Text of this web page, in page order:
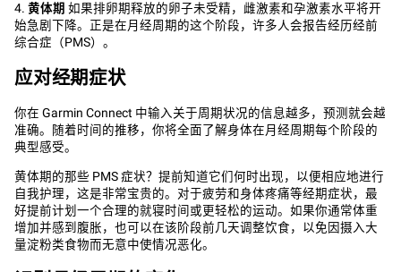
‌4. 黄体期 ‌ 如果排卵期释放的卵子未受精，雌激素和孕激素水平将开
始急剧下降。正是在月经周期的这个阶段，许多人会报告经历经前
综合症（PMS）。
应对经期症状
你在 Garmin Connect 中输入关于周期状况的信息越多，预测就会越
准确。随着时间的推移，你将全面了解身体在月经周期每个阶段的
典型感受。
黄体期的那些 PMS 症状？提前知道它们何时出现，以便相应地进行
自我护理，这是非常宝贵的。对于疲劳和身体疼痛等经期症状，最
好提前计划一个合理的就寝时间或更轻松的运动。如果你通常体重
增加并感到腹胀，也可以在该阶段前几天调整饮食，以免因摄入大
量淀粉类食物而无意中使情况恶化。